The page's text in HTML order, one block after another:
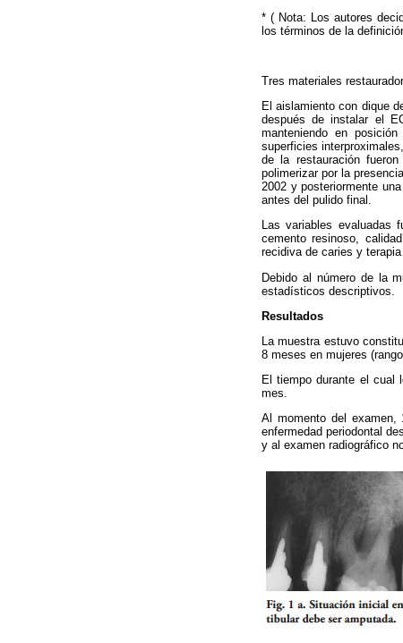
* ( Nota: Los autores
los términos de la
Tres materiales
El aislamiento con dique
después de instalar el
manteniendo en
superficies
de la restauración
polimerizar por la
2002 y posteriormente
antes del pulido final.
Las variables evaluadas
cemento resinoso,
recidiva de caries y
Debido al número de la
estadísticos descriptivos.
Resultados
La muestra estuvo
8 meses en mujeres
El tiempo durante el cual
mes.
Al momento del examen,
enfermedad periodontal
y al examen radiográfico